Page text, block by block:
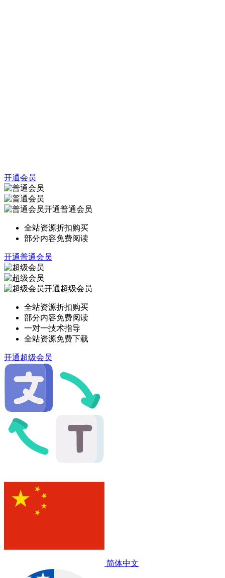
开通会员
开通普通会员
全站资源折扣购买
部分内容免费阅读
开通普通会员
开通超级会员
全站资源折扣购买
部分内容免费阅读
一对一技术指导
全站资源免费下载
开通超级会员
简体中文